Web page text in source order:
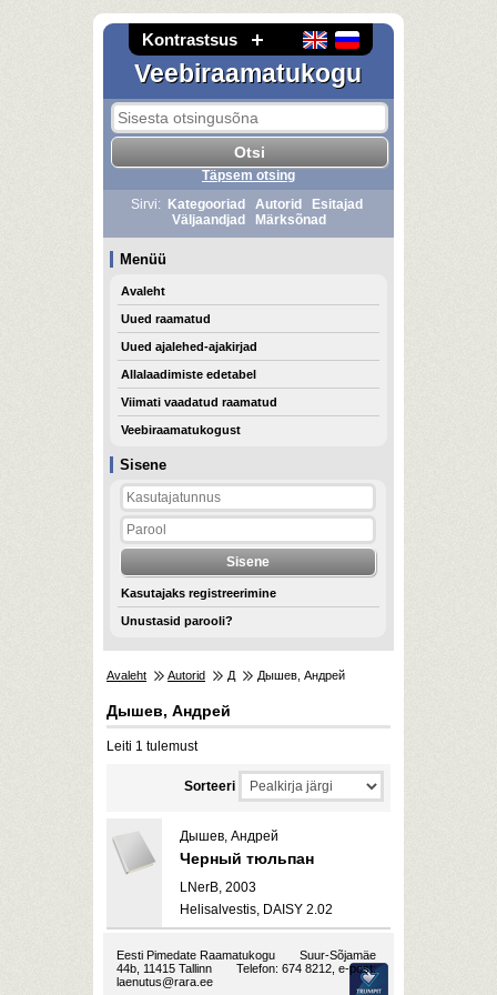
Kontrastsus
Veebiraamatukogu
Sisene
Kasutajaks registreerimine
Unustasid parooli?
Täpsem otsing
Sirvi:
Kategooriad Autorid
Esitajad
Väljaandjad
Märksõnad
Menüü
Avaleht
Uued raamatud
Uued ajalehed-ajakirjad
Allalaadimiste edetabel
Viimati vaadatud raamatud
Veebiraamatukogust
Avaleht Autorid Д Дышев, Андрей
Дышев, Андрей
Leiti 1 tulemust
Sorteeri
Дышев, Андрей
Черный тюльпан
LNerB, 2003
Helisalvestis, DAISY 2.02
Eesti Pimedate Raamatukogu
Suur-Sõjamäe
44b, 11415 Tallinn
Telefon: 674 8212, e-post:
laenutus@rara.ee